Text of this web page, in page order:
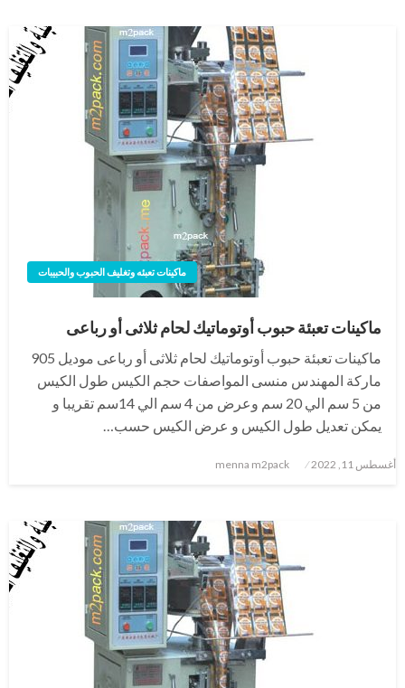
ماكينات تعبئه وتغليف الحبوب والحبيبات
ماكينات تعبئة حبوب أوتوماتيك لحام ثلاثى أو رباعى
ماكينات تعبئة حبوب أوتوماتيك لحام ثلاثى أو رباعى موديل 905
ماركة المهندس منسى المواصفات حجم الكيس طول الكيس
من 5 سم الي 20 سم وعرض من 4 سم الي 14سم تقريبا و
يمكن تعديل طول الكيس و عرض الكيس حسب…
نُشر
أغسطس 11, 2022 menna m2pack